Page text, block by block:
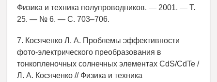
Физика и техника полупроводников. — 2001. — Т.
25. — № 6. — С. 703–706.
7. Косяченко Л. А. Проблемы эффективности
фото-электрического преобразования в
тонкопленочных солнечных элементах CdS/CdTe /
Л. А. Косяченко // Физика и техника